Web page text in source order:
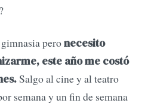
peronecesito
este año me costó
Salgo al cine y al teatro
semana y un fin de semana